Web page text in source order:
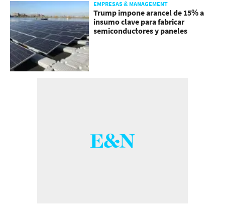
EMPRESAS & MANAGEMENT
Trump impone arancel de 15% a
insumo clave para fabricar
semiconductores y paneles